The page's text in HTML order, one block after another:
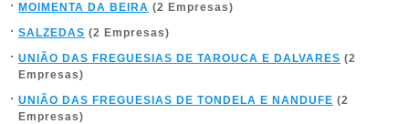
MOIMENTA DA BEIRA (2 Empresas)
SALZEDAS (2 Empresas)
UNIÃO DAS FREGUESIAS DE TAROUCA E DALVARES (2
Empresas)
UNIÃO DAS FREGUESIAS DE TONDELA E NANDUFE (2
Empresas)